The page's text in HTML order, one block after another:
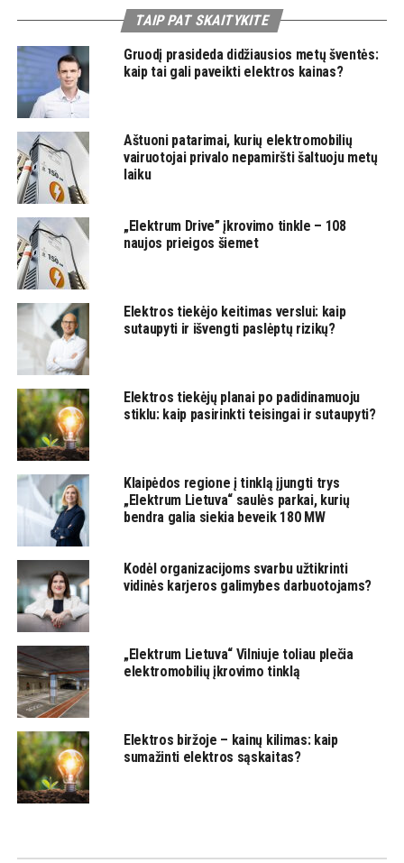
TAIP PAT SKAITYKITE
Gruodį prasideda didžiausios metų šventės:
kaip tai gali paveikti elektros kainas?
Aštuoni patarimai, kurių elektromobilių
vairuotojai privalo nepamiršti šaltuoju metų
laiku
„Elektrum Drive” įkrovimo tinkle – 108
naujos prieigos šiemet
Elektros tiekėjo keitimas verslui: kaip
sutaupyti ir išvengti paslėptų rizikų?
Elektros tiekėjų planai po padidinamuoju
stiklu: kaip pasirinkti teisingai ir sutaupyti?
Klaipėdos regione į tinklą įjungti trys
„Elektrum Lietuva“ saulės parkai, kurių
bendra galia siekia beveik 180 MW
Kodėl organizacijoms svarbu užtikrinti
vidinės karjeros galimybes darbuotojams?
„Elektrum Lietuva“ Vilniuje toliau plečia
elektromobilių įkrovimo tinklą
Elektros biržoje – kainų kilimas: kaip
sumažinti elektros sąskaitas?